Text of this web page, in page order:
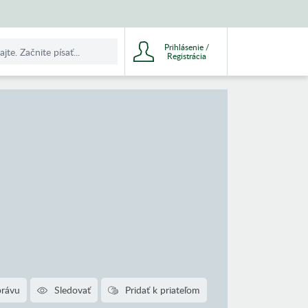
Prihlásenie /
Registrácia
Sledovať Pridať k priateľom